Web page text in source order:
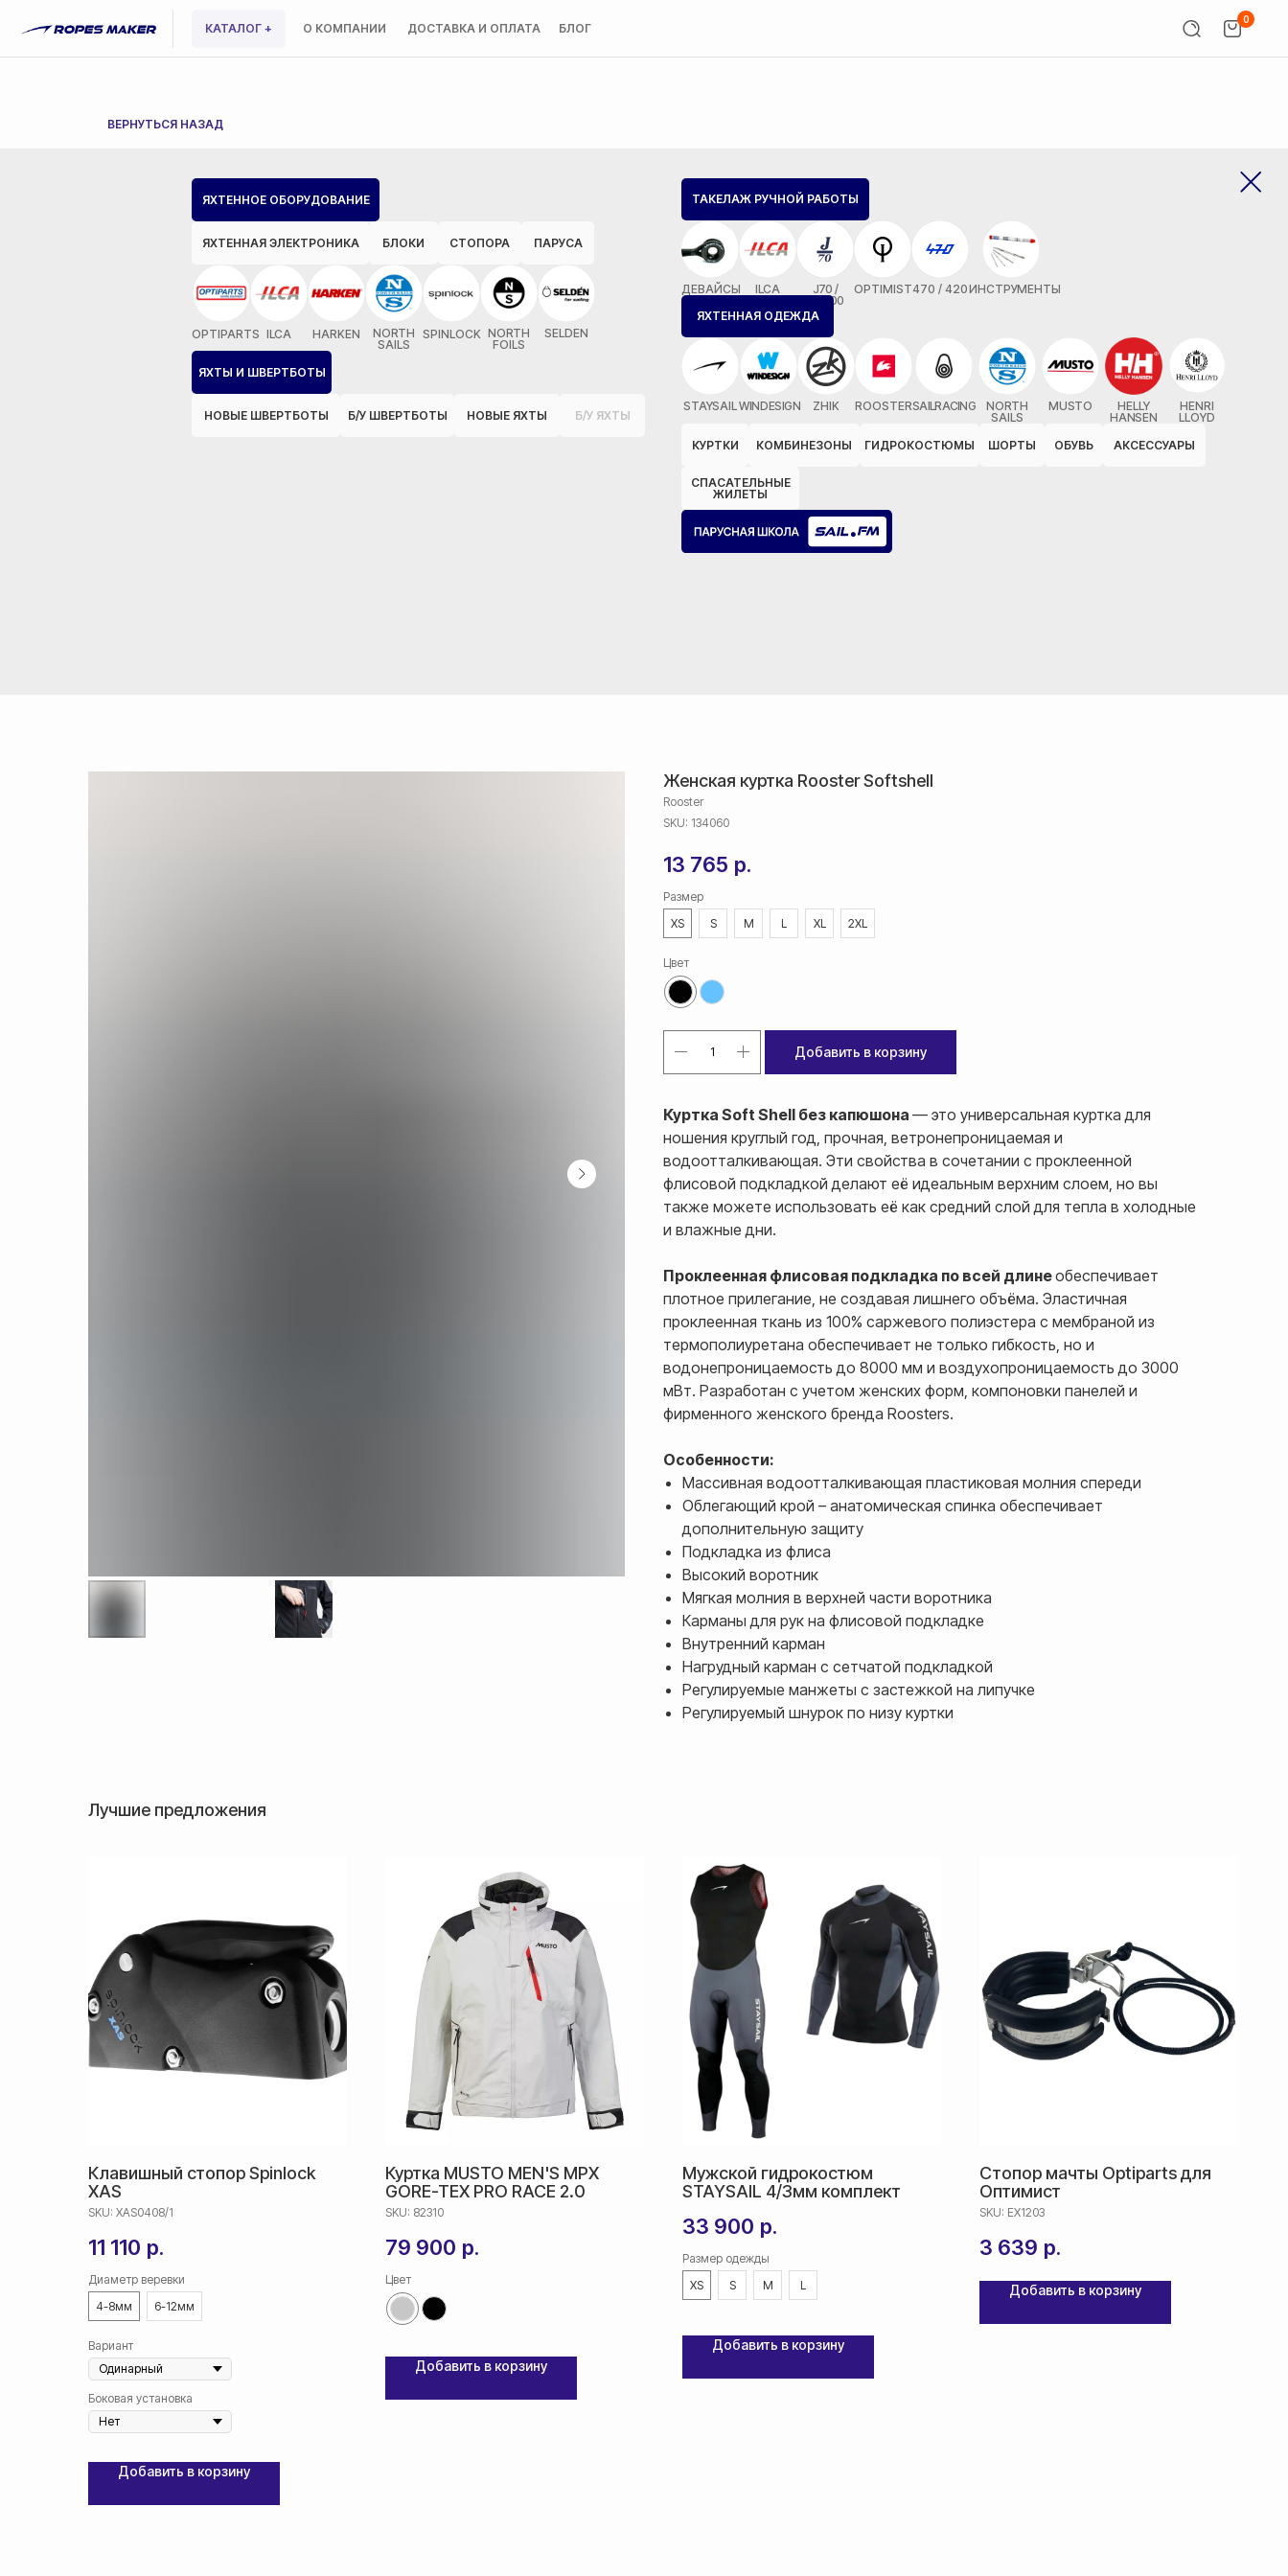
О КОМПАНИИ ДОСТАВКА И ОПЛАТА БЛОГ
КАТАЛОГ +
0
ВЕРНУТЬСЯ НАЗАД
ЯХТЕННОЕ ОБОРУДОВАНИЕ
ЯХТЕННАЯ ЭЛЕКТРОНИКА БЛОКИ СТОПОРА ПАРУСА
OPTIPARTS ILCA HARKEN
NORTH
SAILS
SPINLOCK NORTH
FOILS
SELDEN
ЯХТЫ И ШВЕРТБОТЫ
НОВЫЕ ШВЕРТБОТЫ Б/У ШВЕРТБОТЫ НОВЫЕ ЯХТЫ Б/У ЯХТЫ
ТАКЕЛАЖ РУЧНОЙ РАБОТЫ
ДЕВАЙСЫ ILCA
J70 /
MX700
OPTIMIST470 / 420ИНСТРУМЕНТЫ
ЯХТЕННАЯ ОДЕЖДА
STAYSAILWINDESIGN ZHIK ROOSTERSAILRACING
NORTH
SAILS
MUSTO
HELLY
HANSEN
HENRI
LLOYD
КУРТКИ
КОМБИНЕЗОНЫ ГИДРОКОСТЮМЫ ШОРТЫ ОБУВЬ АКСЕССУАРЫ
СПАСАТЕЛЬНЫЕ
ЖИЛЕТЫ
Женская куртка Rooster Softshell
Rooster
SKU: 134060
13 765 р.
Размер
XS
S M L XL 2XL
Цвет
Добавить в корзину
Куртка Soft Shell без капюшона — это универсальная куртка для
ношения круглый год, прочная, ветронепроницаемая и
водоотталкивающая. Эти свойства в сочетании с проклеенной
флисовой подкладкой делают её идеальным верхним слоем, но вы
также можете использовать её как средний слой для тепла в холодные
и влажные дни.
Проклеенная флисовая подкладка по всей длинеобеспечивает
плотное прилегание, не создавая лишнего объёма. Эластичная
проклеенная ткань из 100% саржевого полиэстера с мембраной из
термополиуретана обеспечивает не только гибкость, но и
водонепроницаемость до 8000 мм и воздухопроницаемость до 3000
мВт. Разработан с учетом женских форм, компоновки панелей и
фирменного женского бренда Roosters.
Особенности:
Массивная водоотталкивающая пластиковая молния спереди
Облегающий крой – анатомическая спинка обеспечивает
дополнительную защиту
Подкладка из флиса
Высокий воротник
Мягкая молния в верхней части воротника
Карманы для рук на флисовой подкладке
Внутренний карман
Нагрудный карман с сетчатой подкладкой
Регулируемые манжеты с застежкой на липучке
Регулируемый шнурок по низу куртки
Лучшие предложения
Клавишный стопор Spinlock
XAS
SKU: XAS0408/1
11 110 р.
Диаметр веревки
4-8мм
6-12мм
Вариант
Боковая установка
Добавить в корзину
Куртка MUSTO MEN'S MPX
GORE-TEX PRO RACE 2.0
SKU: 82310
79 900 р.
Цвет
Добавить в корзину
Мужской гидрокостюм
STAYSAIL 4/3мм комплект
33 900 р.
Размер одежды
XS
S M L
Добавить в корзину
Стопор мачты Optiparts для
Оптимист
SKU: EX1203
3 639 р.
Добавить в корзину